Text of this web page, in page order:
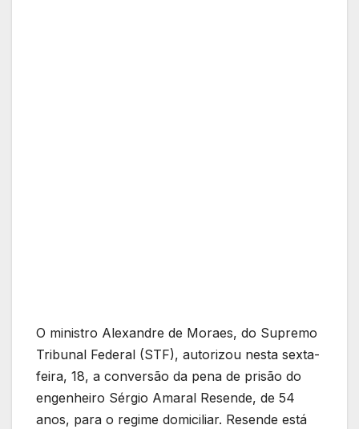
O ministro Alexandre de Moraes, do Supremo
Tribunal Federal (STF), autorizou nesta sexta-
feira, 18, a conversão da pena de prisão do
engenheiro Sérgio Amaral Resende, de 54
anos, para o regime domiciliar. Resende está